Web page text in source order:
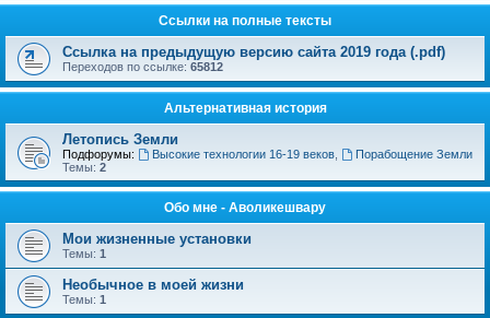
Ссылки на полные тексты
Ссылка на предыдущую версию сайта 2019 года (.pdf)
Переходов по ссылке: 65812
Альтернативная история
Летопись Земли
Подфорумы: Высокие технологии 16-19 веков,
Порабощение Земли
Темы: 2
Обо мне - Аволикешвару
Мои жизненные установки
Темы: 1
Необычное в моей жизни
Темы: 1